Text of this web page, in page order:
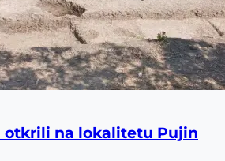
otkrili na lokalitetu Pujin